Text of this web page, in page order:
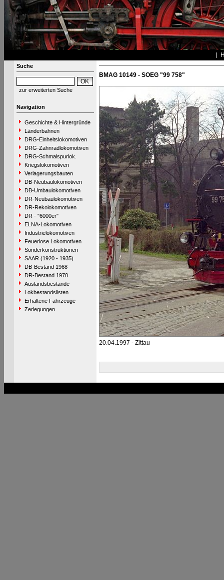
Suche
zur erweiterten Suche
Navigation
Geschichte & Hintergründe
Länderbahnen
DRG-Einheitslokomotiven
DRG-Zahnradlokomotiven
DRG-Schmalspurlok.
Kriegslokomotiven
Verlagerungsbauten
DB-Neubaulokomotiven
DB-Umbaulokomotiven
DR-Neubaulokomotiven
DR-Rekolokomotiven
DR - "6000er"
ELNA-Lokomotiven
Industrielokomotiven
Feuerlose Lokomotiven
Sonderkonstruktionen
SAAR (1920 - 1935)
DB-Bestand 1968
DR-Bestand 1970
Auslandsbestände
Lokbestandslisten
Erhaltene Fahrzeuge
Zerlegungen
BMAG 10149 - SOEG "99 758"
20.04.1997 - Zittau